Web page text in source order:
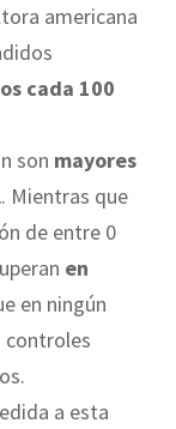
americana
cada 100
son mayores
. Mientras que
de entre 0
en
en ningún
controles
a esta